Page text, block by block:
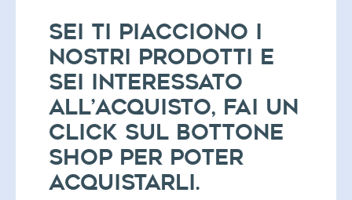
Shop
Sei ti piacciono i
nostri prodotti e
sei interessato
all’acquisto, fai un
click sul bottone
SHOP per poter
acquistarLI.